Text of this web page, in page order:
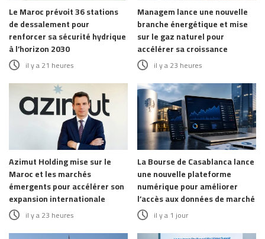
Le Maroc prévoit 36 stations
de dessalement pour
renforcer sa sécurité hydrique
à l’horizon 2030
il y a 21 heures
Managem lance une nouvelle
branche énergétique et mise
sur le gaz naturel pour
accélérer sa croissance
il y a 23 heures
Azimut Holding mise sur le
Maroc et les marchés
émergents pour accélérer son
expansion internationale
il y a 23 heures
La Bourse de Casablanca lance
une nouvelle plateforme
numérique pour améliorer
l’accès aux données de marché
il y a 1 jour